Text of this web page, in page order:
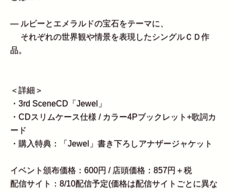
― ルビーとエメラルドの宝石をテーマに、
それぞれの世界観や情景を表現したシングルＣＤ作
品。
＜詳細＞
・3rd SceneCD「Jewel」
・CDスリムケース仕様 / カラー4Pブックレット+歌詞カ
ード
・購入特典：「Jewel」書き下ろしアナザージャケット
イベント頒布価格：600円 / 店頭価格：857円＋税
配信サイト：8/10配信予定(価格は配信サイトごとに異な